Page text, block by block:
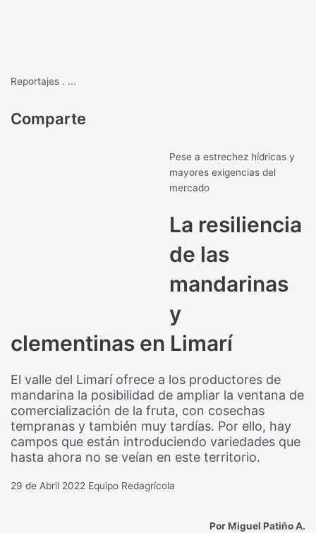
Reportajes . ...
Comparte
Pese a estrechez hídricas y
mayores exigencias del
mercado
La resiliencia
de las
mandarinas
y
clementinas en Limarí
El valle del Limarí ofrece a los productores de
mandarina la posibilidad de ampliar la ventana de
comercialización de la fruta, con cosechas
tempranas y también muy tardías. Por ello, hay
campos que están introduciendo variedades que
hasta ahora no se veían en este territorio.
29 de Abril 2022 Equipo Redagrícola
Por Miguel Patiño A.